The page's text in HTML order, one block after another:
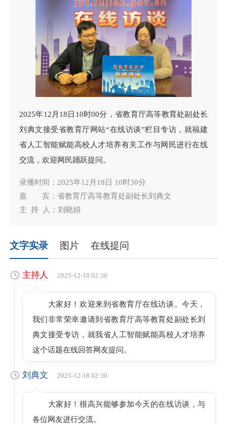
2025年12月18日10时00分，省教育厅高等教育处副处长
刘典文接受省教育厅网站“在线访谈”栏目专访，就福建
省人工智能赋能高校人才培养有关工作与网民进行在线
交流，欢迎网民踊跃提问。
录播时间：2025年12月18日 10时30分
嘉 宾：省教育厅高等教育处副处长刘典文
主 持 人：刘晓娟
文字实录 图片 在线提问
主持人 2025-12-18 02:30
大家好！欢迎来到省教育厅在线访谈。今天，
我们非常荣幸邀请到省教育厅高等教育处副处长刘
典文接受专访，就我省人工智能赋能高校人才培养
这个话题在线回答网友提问。
刘典文 2025-12-18 02:30
大家好！很高兴能够参加今天的在线访谈，与
各位网友进行交流。